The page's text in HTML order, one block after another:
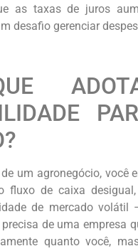
as taxas de juros
desafio gerenciar
um agronegócio, você
fluxo de caixa desigual,
de mercado volátil
de uma empresa
quanto você,